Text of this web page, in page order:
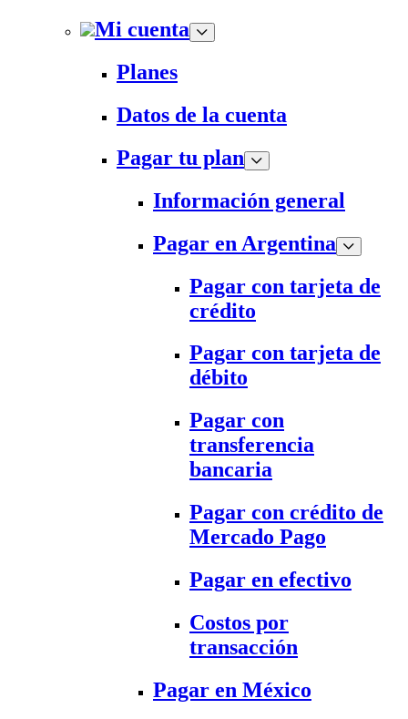
Mi cuenta
Planes
Datos de la cuenta
Pagar tu plan
Información general
Pagar en Argentina
Pagar con tarjeta de
crédito
Pagar con tarjeta de
débito
Pagar con
transferencia
bancaria
Pagar con crédito de
Mercado Pago
Pagar en efectivo
Costos por
transacción
Pagar en México